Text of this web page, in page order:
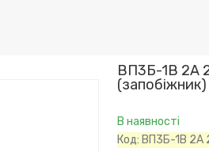
ВП3Б-1В 2А
(запобіжник)
В наявності
Код: ВП3Б-1В 2А